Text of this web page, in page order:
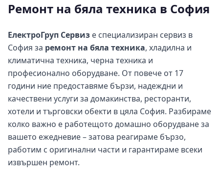
Ремонт на бяла техника в София
ЕлектроГруп Сервиз е специализиран сервиз в
София за ремонт на бяла техника, хладилна и
климатична техника, черна техника и
професионално оборудване. От повече от 17
години ние предоставяме бързи, надеждни и
качествени услуги за домакинства, ресторанти,
хотели и търговски обекти в цяла София. Разбираме
колко важно е работещото домашно оборудване за
вашето ежедневие – затова реагираме бързо,
работим с оригинални части и гарантираме всеки
извършен ремонт.